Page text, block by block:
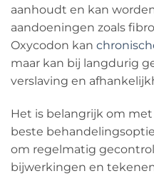
aanhoudt en kan
aandoeningen zoals
Oxycodon kan
maar kan bij langdurig
verslaving en
Het is belangrijk om
beste
om regelmatig
bijwerkingen en